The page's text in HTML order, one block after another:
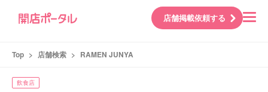
店舗掲載依頼する
Top > 店舗検索 > RAMEN JUNYA
飲食店